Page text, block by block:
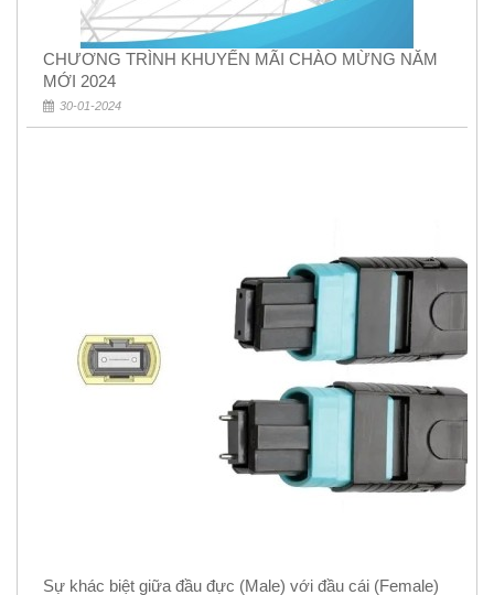
CHƯƠNG TRÌNH KHUYẾN MÃI CHÀO MỪNG NĂM
MỚI 2024
30-01-2024
Sự khác biệt giữa đầu đực (Male) với đầu cái (Female)